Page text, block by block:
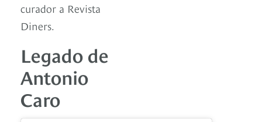
curador a Revista
Diners.
Legado de
Antonio
Caro